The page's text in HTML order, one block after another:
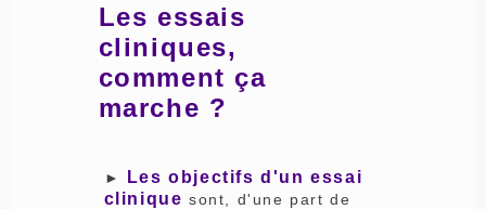
Les essais
cliniques,
comment ça
marche ?
►
Les objectifs d'un essai
clinique sont, d'une part de